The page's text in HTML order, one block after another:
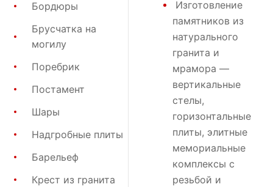
Бордюры
Брусчатка на
могилу
Поребрик
Постамент
Шары
Надгробные плиты
Барельеф
Крест из гранита
Изготовление
памятников из
натурального
гранита и
мрамора —
вертикальные
стелы,
горизонтальные
плиты, элитные
мемориальные
комплексы с
резьбой и